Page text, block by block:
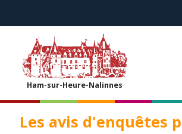
Ham-sur-Heure-Nalinnes
Les avis d'enquêtes